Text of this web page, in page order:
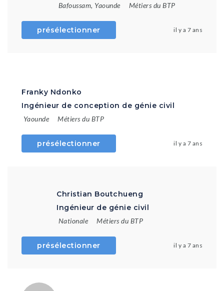
Bafoussam, Yaounde Métiers du BTP
présélectionner il y a 7 ans
Franky Ndonko
Ingénieur de conception de génie civil
Yaounde Métiers du BTP
présélectionner il y a 7 ans
Christian Boutchueng
Ingénieur de génie civil
Nationale Métiers du BTP
présélectionner il y a 7 ans